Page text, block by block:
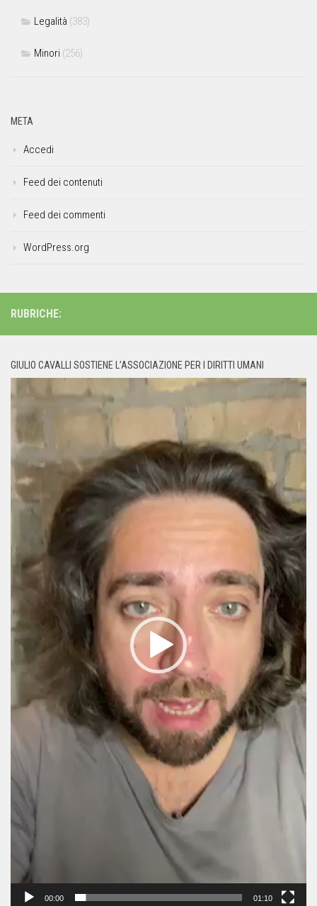
Legalità (383)
Minori (256)
META
Accedi
Feed dei contenuti
Feed dei commenti
WordPress.org
RUBRICHE:
GIULIO CAVALLI SOSTIENE L’ASSOCIAZIONE PER I DIRITTI UMANI
00:00 01:10